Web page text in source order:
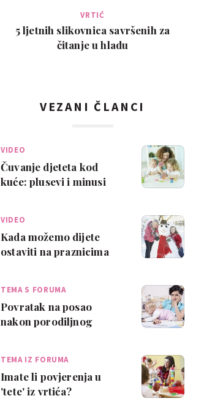
VRTIĆ
5 ljetnih slikovnica savršenih za
čitanje u hladu
VEZANI ČLANCI
VIDEO
Čuvanje djeteta kod
kuće: plusevi i minusi
VIDEO
Kada možemo dijete
ostaviti na praznicima
TEMA S FORUMA
Povratak na posao
nakon porodiljnog
TEMA IZ FORUMA
Imate li povjerenja u
'tete' iz vrtića?